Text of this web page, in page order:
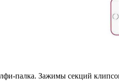
палка. Зажимы секций